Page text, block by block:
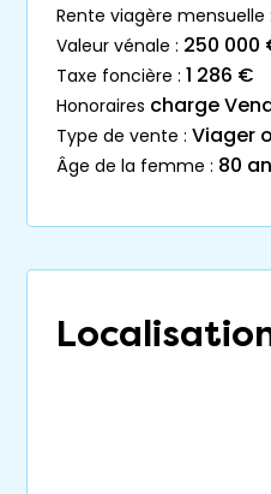
rente viagère mensuelle :
valeur vénale : 250 000
taxe foncière : 1 286 €
honoraires charge
type de vente : Viager
âge de la femme : 80